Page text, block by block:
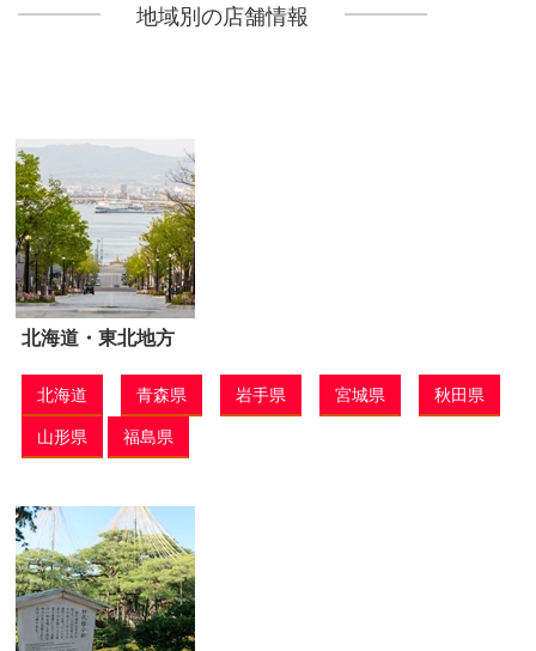
地域別の店舗情報
北海道・東北地方
北海道 青森県 岩手県 宮城県
秋田県
山形県
福島県